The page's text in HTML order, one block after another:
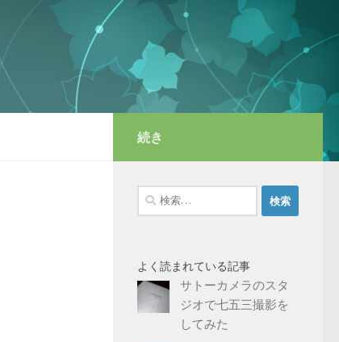
続き
検
索:
よく読まれている記事
サトーカメラのスタ
ジオで七五三撮影を
してみた